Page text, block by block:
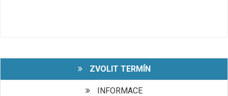
ZVOLIT TERMÍN
INFORMACE